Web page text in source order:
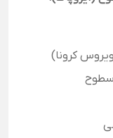
کرونا)
سطوح